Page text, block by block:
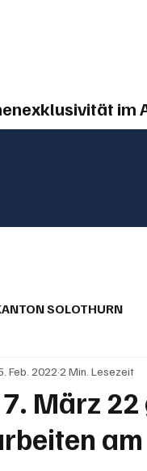
im
SOLOTHURN
LESERBRIEFE
März
Feb. 2022 2 Min. Lesezeit